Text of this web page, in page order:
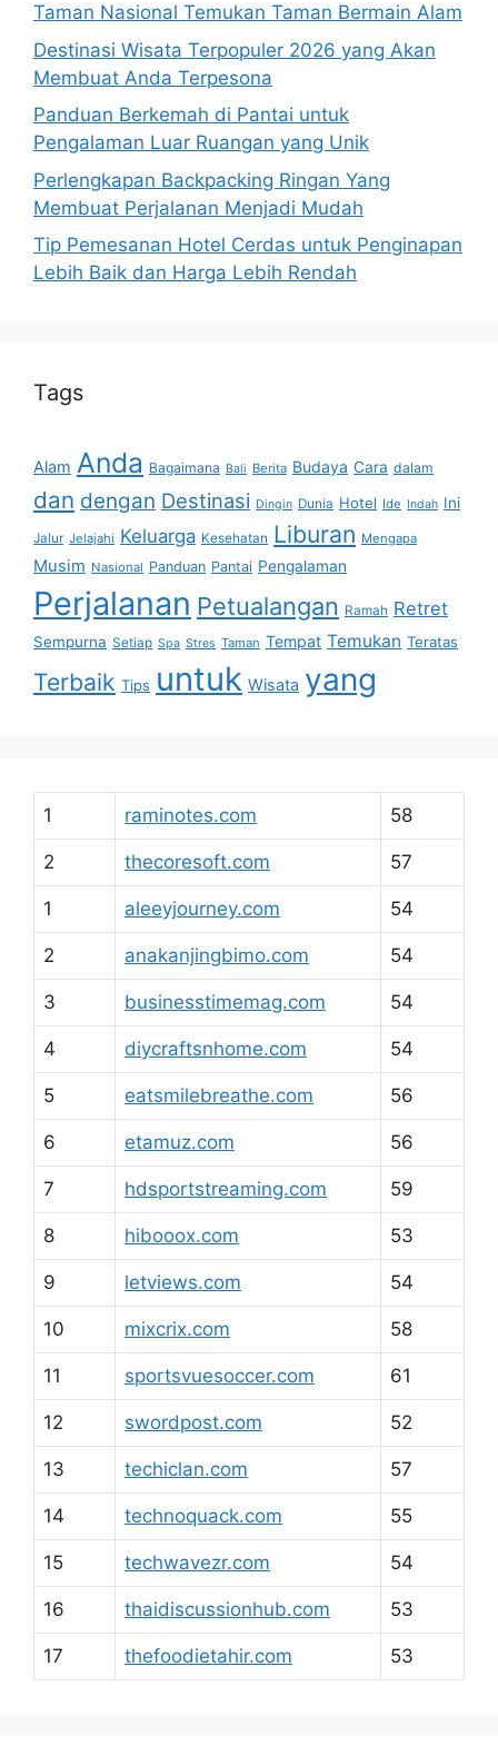
Taman Nasional Temukan Taman Bermain Alam
Destinasi Wisata Terpopuler 2026 yang Akan
Membuat Anda Terpesona
Panduan Berkemah di Pantai untuk
Pengalaman Luar Ruangan yang Unik
Perlengkapan Backpacking Ringan Yang
Membuat Perjalanan Menjadi Mudah
Tip Pemesanan Hotel Cerdas untuk Penginapan
Lebih Baik dan Harga Lebih Rendah
Tags
Alam Anda Bagaimana Bali Berita Budaya Cara dalam
dan dengan Destinasi Dingin Dunia Hotel Ide Indah Ini
Jalur Jelajahi Keluarga Kesehatan Liburan Mengapa
Musim Nasional Panduan Pantai Pengalaman
Perjalanan Petualangan Ramah Retret
Sempurna Setiap Spa Stres Taman Tempat Temukan Teratas
Terbaik Tips untuk Wisata yang
1 raminotes.com 58
2 thecoresoft.com 57
1 aleeyjourney.com 54
2 anakanjingbimo.com 54
3 businesstimemag.com 54
4 diycraftsnhome.com 54
5 eatsmilebreathe.com 56
6 etamuz.com 56
7 hdsportstreaming.com 59
8 hibooox.com 53
9 letviews.com 54
10 mixcrix.com 58
11 sportsvuesoccer.com 61
12 swordpost.com 52
13 techiclan.com 57
14 technoquack.com 55
15 techwavezr.com 54
16 thaidiscussionhub.com 53
17 thefoodietahir.com 53